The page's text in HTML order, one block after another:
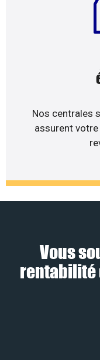
Nos centrales
assurent
Vous
rentabilité